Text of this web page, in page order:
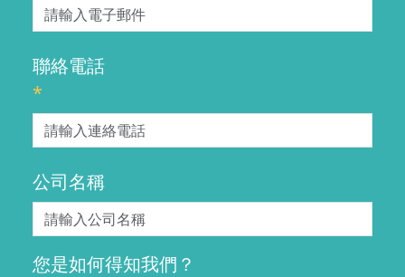
聯絡電話
*
公司名稱
您是如何得知我們？